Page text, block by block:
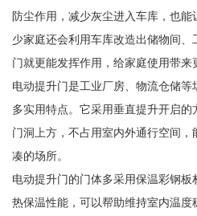
防尘作用，减少灰尘进入车库，也
少家庭还会利用车库改造出储物间
门就更能发挥作用，给家庭使用带来
电动提升门是工业厂房、物流仓储
多实用特点。它采用垂直提升开启
门洞上方，不占用室内外通行空间
凑的场所。
电动提升门的门体多采用保温彩钢
热保温性能，可以帮助维持室内温度